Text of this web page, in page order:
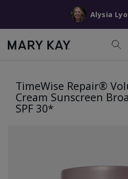
Alysia
TimeWise Repair®
Cream Sunscreen
SPF 30*